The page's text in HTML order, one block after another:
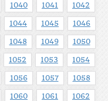
1040 1041 1042
1044 1045 1046
1048 1049 1050
1052 1053 1054
1056 1057 1058
1060 1061 1062